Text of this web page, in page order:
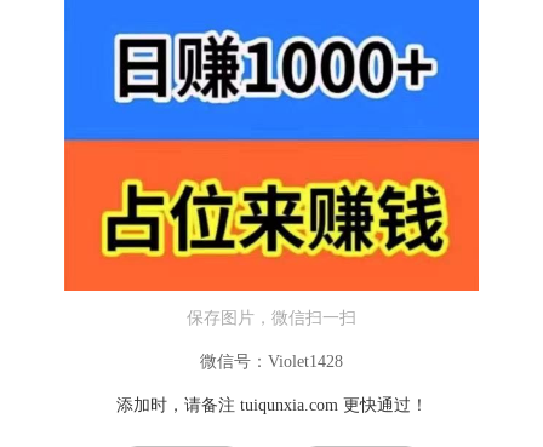
保存图片，微信扫一扫
微信号：Violet1428
添加时，请备注 tuiqunxia.com 更快通过！